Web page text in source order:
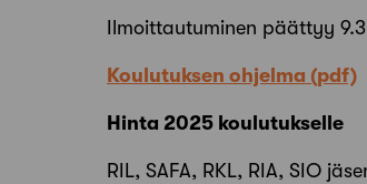
Ilmoittautuminen päättyy
Koulutuksen ohjelma
Hinta 2025 koulutukselle
RIL, SAFA, RKL, RIA, SIO